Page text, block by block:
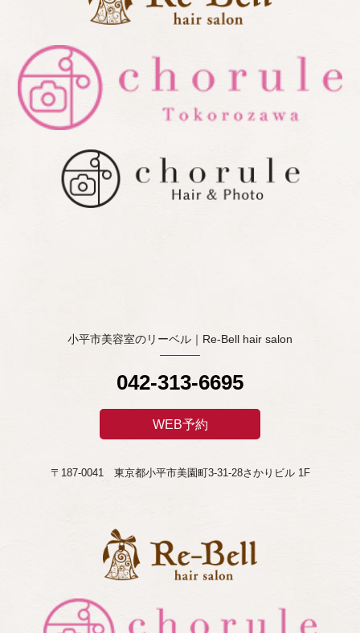
小平市美容室のリーベル｜Re-Bell hair salon
042-313-6695
WEB予約
〒187-0041 東京都小平市美園町3-31-28さかりビル 1F